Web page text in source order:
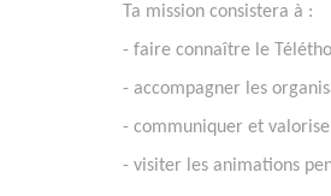
Ta mission consistera à :
- faire connaître le
- accompagner les
- communiquer et
- visiter les animations